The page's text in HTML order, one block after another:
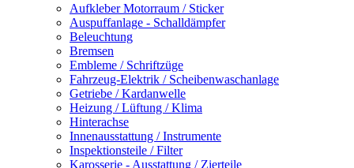
Aufkleber Motorraum / Sticker
Auspuffanlage - Schalldämpfer
Beleuchtung
Bremsen
Embleme / Schriftzüge
Fahrzeug-Elektrik / Scheibenwaschanlage
Getriebe / Kardanwelle
Heizung / Lüftung / Klima
Hinterachse
Innenausstattung / Instrumente
Inspektionsteile / Filter
Karosserie - Ausstattung / Zierteile